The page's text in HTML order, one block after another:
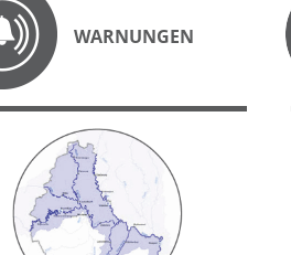
WARNUNGEN